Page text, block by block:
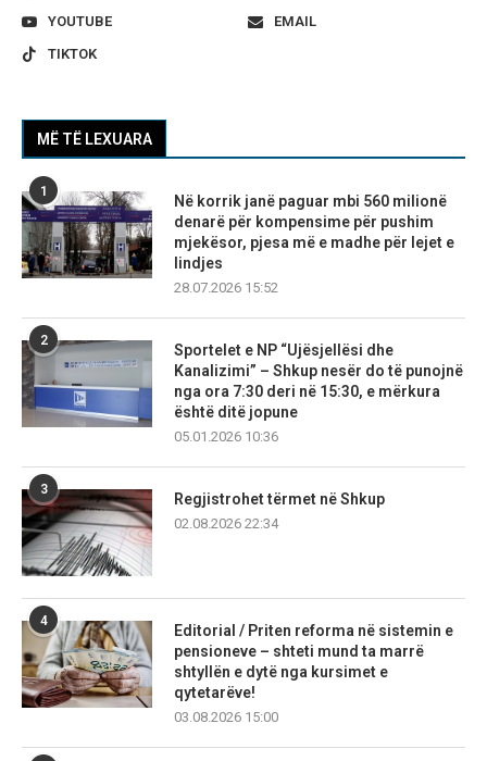
YOUTUBE
EMAIL
TIKTOK
MË TË LEXUARA
1
Në korrik janë paguar mbi 560 milionë
denarë për kompensime për pushim
mjekësor, pjesa më e madhe për lejet e
lindjes
28.07.2026 15:52
2
Sportelet e NP “Ujësjellësi dhe
Kanalizimi” – Shkup nesër do të punojnë
nga ora 7:30 deri në 15:30, e mërkura
është ditë jopune
05.01.2026 10:36
3
Regjistrohet tërmet në Shkup
02.08.2026 22:34
4
Editorial / Priten reforma në sistemin e
pensioneve – shteti mund ta marrë
shtyllën e dytë nga kursimet e
qytetarëve!
03.08.2026 15:00